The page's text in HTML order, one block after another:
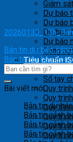
Giám
Dự báo
Dự báo
Dự báo
Dự báo
Công
Tiêu chuẩn
Mục
Sổ tay
Quy
Quy
Quy
Quy
Quy
Quy
Bản tin dự báo
Bản tin dự báo
Bài viết mới
Bản tin dự
Bản tin cảnh
Bản tin cảnh
Bản tin cảnh